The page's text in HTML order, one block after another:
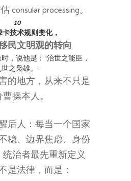
processing。
10
技术规则变化，
民文明观的转向
，说他是：“治世之能臣，
之枭雄。”
的地方，从来不只是
操本人。
后人：每当一个国家
稳、边界焦虑、身份
治者最先重新定义
是法律，而是：